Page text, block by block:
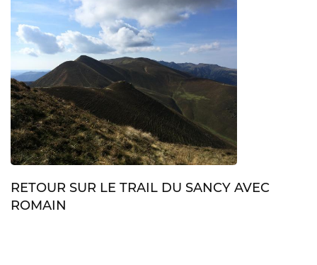
RETOUR SUR LE TRAIL DU SANCY AVEC
ROMAIN